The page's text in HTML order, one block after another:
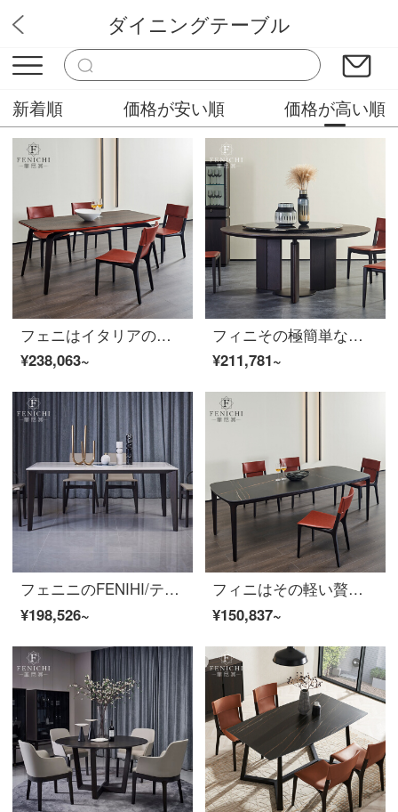
ソフィニー
ダイニングテーブル
新着順 価格が安い順 価格が高い順
フェニはイタリアのデザイナー長方形のテーブル高級別荘レストランピアノの漆焼きテーブルの後、現代北欧のテーブルデザイナーにオススメされます。
¥238,063~
フィニその極簡単なテーブルの円形ベルト回転板大理石回転テーブルの軽い豪華なレストランのテーブルとテーブルの組み合わせΦ1800*805 mm【テーブル】イタリアの極簡単なテーブルです。
¥211,781~
フェニニのFENIHI/テーブルとテーブルの組み合わせはイタリア式の簡単な食事テーブルです。北欧の白いワックスの長方形の大理石のテーブル。自然ジャズの白い大理石のパネルです。テーブルは6つの椅子です。1.8メートルのテーブルです。
¥198,526~
フィニはその軽い贅沢な極簡単な岩板の食卓の長方形のイタリア式レストランのロレンの黒い金の実木の食卓の後で近代的な簡単なテーブルと椅子の岩板【テーブル】のイタリア式はきわめて簡単です。
¥150,837~